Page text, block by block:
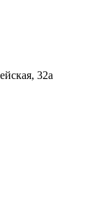
32а